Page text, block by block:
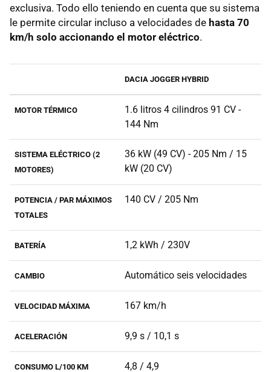
exclusiva. Todo ello teniendo en cuenta que su sistema
le permite circular incluso a velocidades de hasta 70
km/h solo accionando el motor eléctrico.
DACIA JOGGER HYBRID
MOTOR TÉRMICO
1.6 litros 4 cilindros 91 CV -
144 Nm
SISTEMA ELÉCTRICO (2
MOTORES)
36 kW (49 CV) - 205 Nm / 15
kW (20 CV)
POTENCIA / PAR MÁXIMOS
TOTALES
140 CV / 205 Nm
BATERÍA 1,2 kWh / 230V
CAMBIO Automático seis velocidades
VELOCIDAD MÁXIMA 167 km/h
ACELERACIÓN 9,9 s / 10,1 s
CONSUMO L/100 KM 4,8 / 4,9